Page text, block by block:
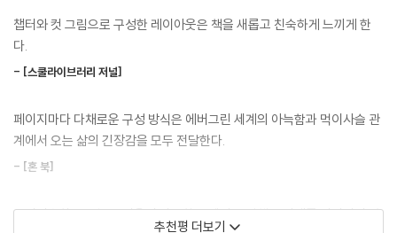
까요?
며 두려움을 느끼곤 합니다. 하지만 “네가 두려워하는 건 알지만, 잘 해낼
만 씩씩하고 늠름하게 임무를 해 나가는 에버그린의 이야기는 집을 벗어나
더 넓은 세상으로 나아가는 어린이들에게 용기를 심어 줍니다.
뛰어난 이야기꾼이 펼쳐 내는 긴장감과 감동
챕터와 컷 그림으로 구성한 레이아웃은 책을 새롭고 친숙하게 느끼게 한
다.
- [스쿨라이브러리 저널]
페이지마다 다채로운 구성 방식은 에버그린 세계의 아늑함과 먹이사슬 관
계에서 오는 삶의 긴장감을 모두 전달한다.
- [혼 북]
유머러스하고 보는 즐거움이 가득한 코델의 그림책은 기대를 저버리지 않
추천평 더보기